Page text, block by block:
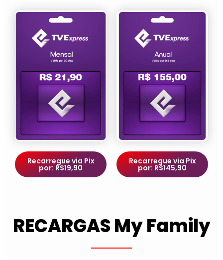
Recarregue via Pix
por: R$19,90
Recarregue via Pix
por: R$145,90
RECARGAS My Family